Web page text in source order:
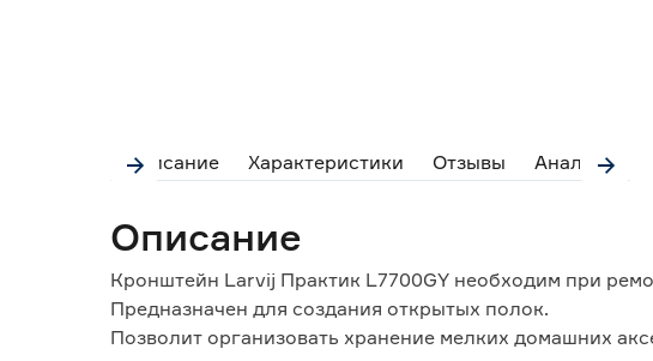
Описание Характеристики Отзывы Аналоги
Описание
Кронштейн Larvij Практик L7700GY необходим при
Предназначен для создания открытых полок.
Позволит организовать хранение мелких домашних